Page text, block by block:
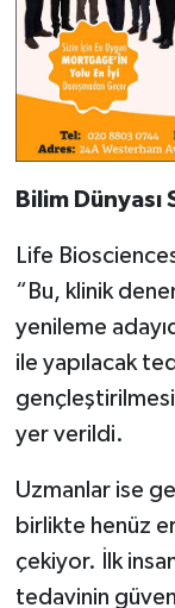
Bilim
Life
“Bu, klinik
yenileme
ile yapılacak
yer verildi.
Uzmanlar ise
birlikte henüz
çekiyor. İlk
tedavinin